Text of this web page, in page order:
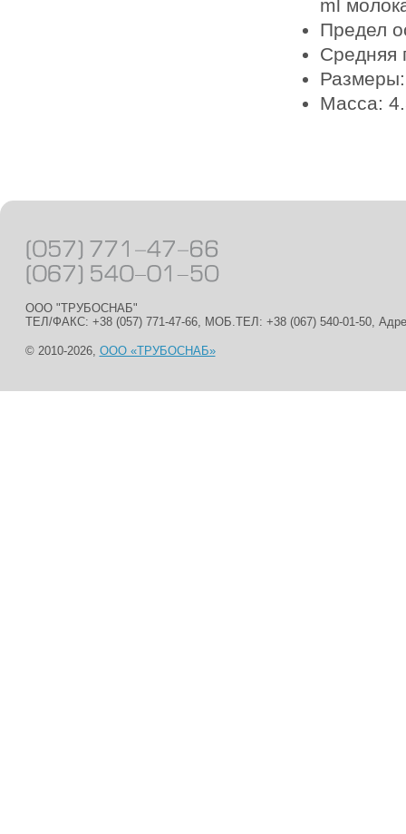
ml
Предел
Средняя
Масса:
ООО "ТРУБОСНАБ"
ТЕЛ/ФАКС: +38 (057) 771-47-66, МОБ.ТЕЛ: +38 (067) 540-01-50,
© 2010-2026, ООО «ТРУБОСНАБ»